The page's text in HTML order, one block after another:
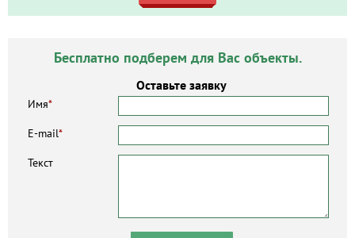
Бесплатно подберем для Вас объекты.
Оставьте заявку
Имя*
E-mail*
Текст